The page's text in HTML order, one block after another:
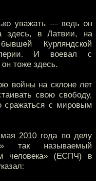
уважать — ведь он
здесь, в Латвии, на
Курляндской
И воевал с
тоже здесь.
войны на склоне лет
свою свободу,
сражаться с мировым
2010 года по делу
так называемый
человека» (ЕСПЧ) в